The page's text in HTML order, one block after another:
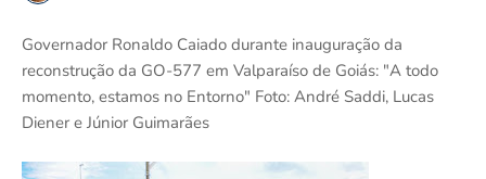
Governador Ronaldo Caiado durante inauguração da
reconstrução da GO-577 em Valparaíso de Goiás: "A todo
momento, estamos no Entorno" Foto: André Saddi, Lucas
Diener e Júnior Guimarães